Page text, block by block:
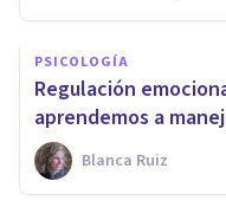
PSICOLOGÍA
Regulación
aprendemos a
Blanca Ruiz